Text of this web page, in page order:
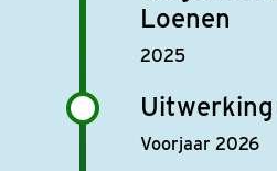
Loenen
2025
Voorjaar 2026